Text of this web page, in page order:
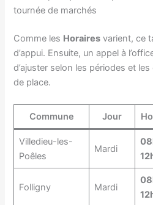
tournée de marchés
Comme les Horaires varient, ce
d’appui. Ensuite, un appel à
d’ajuster selon les périodes et
de place.
Commune Jour
Villedieu-les-
Poêles
Mardi
Folligny Mardi